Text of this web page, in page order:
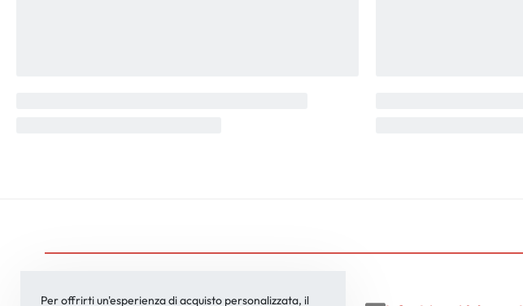
Via Lesina, 57
Per offrirti un'esperienza di acquisto personalizzata, il